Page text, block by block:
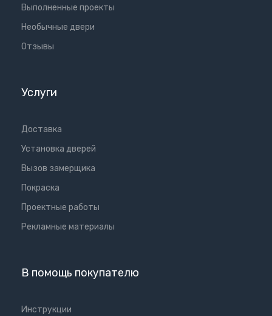
Выполненные проекты
Необычные двери
Отзывы
Услуги
Доставка
Установка дверей
Вызов замерщика
Покраска
Проектные работы
Рекламные материалы
В помощь покупателю
Инструкции